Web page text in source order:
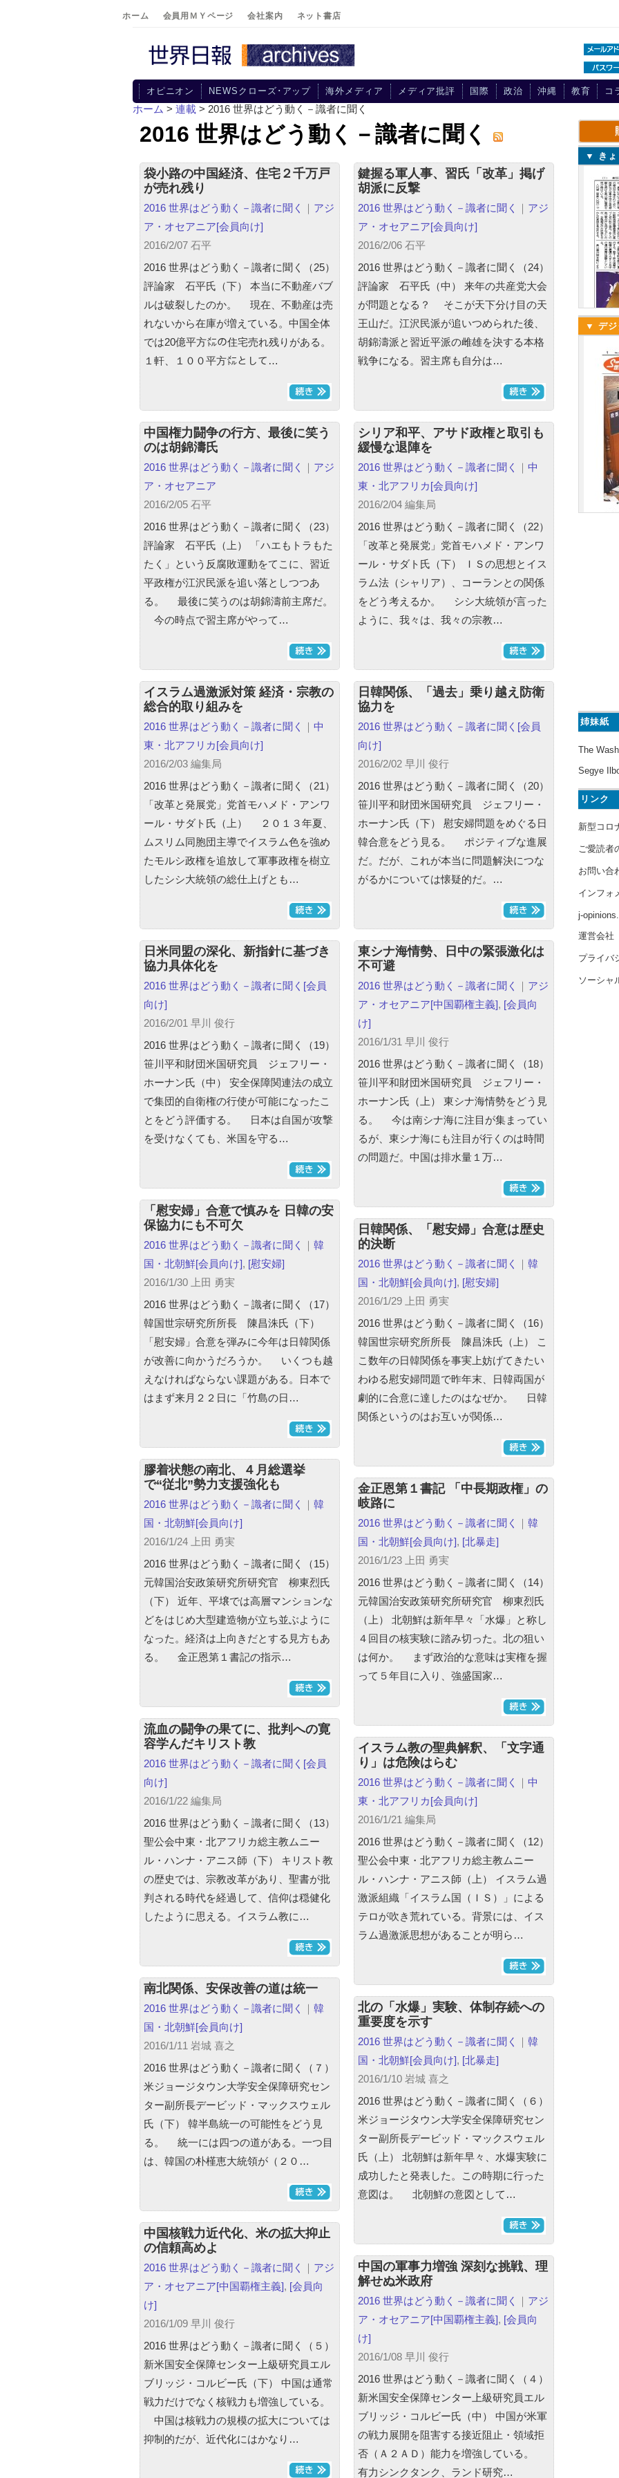
ホーム 会員用ＭＹページ 会社案内 ネット書店
オピニオン NEWSクローズ･アップ 海外メディア メディア批評 国際 政治 沖縄 教育 コ
ホーム > 連載 > 2016 世界はどう動く－識者に聞く
2016 世界はどう動く－識者に聞く
袋小路の中国経済、住宅２千万戸
が売れ残り
2016 世界はどう動く－識者に聞く ｜ アジ
ア・オセアニア[会員向け]
2016/2/07 石平
2016 世界はどう動く－識者に聞く（25）
評論家 石平氏（下） 本当に不動産バブ
ルは破裂したのか。 現在、不動産は売
れないから在庫が増えている。中国全体
では20億平方㍍の住宅売れ残りがある。
１軒、１００平方㍍として…
鍵握る軍人事、習氏「改革」掲げ
胡派に反撃
2016 世界はどう動く－識者に聞く ｜ アジ
ア・オセアニア[会員向け]
2016/2/06 石平
2016 世界はどう動く－識者に聞く（24）
評論家 石平氏（中） 来年の共産党大会
が問題となる？ そこが天下分け目の天
王山だ。江沢民派が追いつめられた後、
胡錦濤派と習近平派の雌雄を決する本格
戦争になる。習主席も自分は…
中国権力闘争の行方、最後に笑う
のは胡錦濤氏
2016 世界はどう動く－識者に聞く ｜ アジ
ア・オセアニア
2016/2/05 石平
2016 世界はどう動く－識者に聞く（23）
評論家 石平氏（上） 「ハエもトラもた
たく」という反腐敗運動をてこに、習近
平政権が江沢民派を追い落としつつあ
る。 最後に笑うのは胡錦濤前主席だ。
今の時点で習主席がやって…
シリア和平、アサド政権と取引も
緩慢な退陣を
2016 世界はどう動く－識者に聞く ｜ 中
東・北アフリカ[会員向け]
2016/2/04 編集局
2016 世界はどう動く－識者に聞く（22）
「改革と発展党」党首モハメド・アンワ
ール・サダト氏（下） ＩＳの思想とイス
ラム法（シャリア）、コーランとの関係
をどう考えるか。 シシ大統領が言った
ように、我々は、我々の宗教…
イスラム過激派対策 経済・宗教の
総合的取り組みを
2016 世界はどう動く－識者に聞く ｜ 中
東・北アフリカ[会員向け]
2016/2/03 編集局
2016 世界はどう動く－識者に聞く（21）
「改革と発展党」党首モハメド・アンワ
ール・サダト氏（上） ２０１３年夏、
ムスリム同胞団主導でイスラム色を強め
たモルシ政権を追放して軍事政権を樹立
したシシ大統領の総仕上げとも…
日韓関係、「過去」乗り越え防衛
協力を
2016 世界はどう動く－識者に聞く [会員
向け]
2016/2/02 早川 俊行
2016 世界はどう動く－識者に聞く（20）
笹川平和財団米国研究員 ジェフリー・
ホーナン氏（下） 慰安婦問題をめぐる日
韓合意をどう見る。 ポジティブな進展
だ。だが、これが本当に問題解決につな
がるかについては懐疑的だ。…
日米同盟の深化、新指針に基づき
協力具体化を
2016 世界はどう動く－識者に聞く [会員
向け]
2016/2/01 早川 俊行
2016 世界はどう動く－識者に聞く（19）
笹川平和財団米国研究員 ジェフリー・
ホーナン氏（中） 安全保障関連法の成立
で集団的自衛権の行使が可能になったこ
とをどう評価する。 日本は自国が攻撃
を受けなくても、米国を守る…
東シナ海情勢、日中の緊張激化は
不可避
2016 世界はどう動く－識者に聞く ｜ アジ
ア・オセアニア[中国覇権主義], [会員向
け]
2016/1/31 早川 俊行
2016 世界はどう動く－識者に聞く（18）
笹川平和財団米国研究員 ジェフリー・
ホーナン氏（上） 東シナ海情勢をどう見
る。 今は南シナ海に注目が集まってい
るが、東シナ海にも注目が行くのは時間
の問題だ。中国は排水量１万…
「慰安婦」合意で慎みを 日韓の安
保協力にも不可欠
2016 世界はどう動く－識者に聞く ｜ 韓
国・北朝鮮[会員向け], [慰安婦]
2016/1/30 上田 勇実
2016 世界はどう動く－識者に聞く（17）
韓国世宗研究所所長 陳昌洙氏（下）
「慰安婦」合意を弾みに今年は日韓関係
が改善に向かうだろうか。 いくつも越
えなければならない課題がある。日本で
はまず来月２２日に「竹島の日…
日韓関係、「慰安婦」合意は歴史
的決断
2016 世界はどう動く－識者に聞く ｜ 韓
国・北朝鮮[会員向け], [慰安婦]
2016/1/29 上田 勇実
2016 世界はどう動く－識者に聞く（16）
韓国世宗研究所所長 陳昌洙氏（上） こ
こ数年の日韓関係を事実上妨げてきたい
わゆる慰安婦問題で昨年末、日韓両国が
劇的に合意に達したのはなぜか。 日韓
関係というのはお互いが関係…
膠着状態の南北、４月総選挙
で“従北”勢力支援強化も
2016 世界はどう動く－識者に聞く ｜ 韓
国・北朝鮮[会員向け]
2016/1/24 上田 勇実
2016 世界はどう動く－識者に聞く（15）
元韓国治安政策研究所研究官 柳東烈氏
（下） 近年、平壌では高層マンションな
どをはじめ大型建造物が立ち並ぶように
なった。経済は上向きだとする見方もあ
る。 金正恩第１書記の指示…
金正恩第１書記 「中長期政権」の
岐路に
2016 世界はどう動く－識者に聞く ｜ 韓
国・北朝鮮[会員向け], [北暴走]
2016/1/23 上田 勇実
2016 世界はどう動く－識者に聞く（14）
元韓国治安政策研究所研究官 柳東烈氏
（上） 北朝鮮は新年早々「水爆」と称し
４回目の核実験に踏み切った。北の狙い
は何か。 まず政治的な意味は実権を握
って５年目に入り、強盛国家…
流血の闘争の果てに、批判への寛
容学んだキリスト教
2016 世界はどう動く－識者に聞く [会員
向け]
2016/1/22 編集局
2016 世界はどう動く－識者に聞く（13）
聖公会中東・北アフリカ総主教ムニー
ル・ハンナ・アニス師（下） キリスト教
の歴史では、宗教改革があり、聖書が批
判される時代を経過して、信仰は穏健化
したように思える。イスラム教に…
イスラム教の聖典解釈、「文字通
り」は危険はらむ
2016 世界はどう動く－識者に聞く ｜ 中
東・北アフリカ[会員向け]
2016/1/21 編集局
2016 世界はどう動く－識者に聞く（12）
聖公会中東・北アフリカ総主教ムニー
ル・ハンナ・アニス師（上） イスラム過
激派組織「イスラム国（ＩＳ）」による
テロが吹き荒れている。背景には、イス
ラム過激派思想があることが明ら…
南北関係、安保改善の道は統一
2016 世界はどう動く－識者に聞く ｜ 韓
国・北朝鮮[会員向け]
2016/1/11 岩城 喜之
2016 世界はどう動く－識者に聞く（７）
米ジョージタウン大学安全保障研究セン
ター副所長デービッド・マックスウェル
氏（下） 韓半島統一の可能性をどう見
る。 統一には四つの道がある。一つ目
は、韓国の朴槿恵大統領が（２０…
北の「水爆」実験、体制存続への
重要度を示す
2016 世界はどう動く－識者に聞く ｜ 韓
国・北朝鮮[会員向け], [北暴走]
2016/1/10 岩城 喜之
2016 世界はどう動く－識者に聞く（６）
米ジョージタウン大学安全保障研究セン
ター副所長デービッド・マックスウェル
氏（上） 北朝鮮は新年早々、水爆実験に
成功したと発表した。この時期に行った
意図は。 北朝鮮の意図として…
中国核戦力近代化、米の拡大抑止
の信頼高めよ
2016 世界はどう動く－識者に聞く ｜ アジ
ア・オセアニア[中国覇権主義], [会員向
け]
2016/1/09 早川 俊行
2016 世界はどう動く－識者に聞く（５）
新米国安全保障センター上級研究員エル
ブリッジ・コルビー氏（下） 中国は通常
戦力だけでなく核戦力も増強している。
中国は核戦力の規模の拡大については
抑制的だが、近代化にはかなり…
中国の軍事力増強 深刻な挑戦、理
解せぬ米政府
2016 世界はどう動く－識者に聞く ｜ アジ
ア・オセアニア[中国覇権主義], [会員向
け]
2016/1/08 早川 俊行
2016 世界はどう動く－識者に聞く（４）
新米国安全保障センター上級研究員エル
ブリッジ・コルビー氏（中） 中国が米軍
の戦力展開を阻害する接近阻止・領域拒
否（Ａ２ＡＤ）能力を増強している。
有力シンクタンク、ランド研究…
▼ きょ
▼ デジ
姉妹紙
The
Segye
リンク
新型コロ
ご愛読者
お問い合
インフォ
j-
運営会社
プライバ
ソーシャ